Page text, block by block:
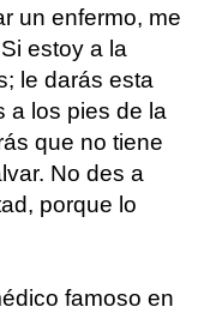
un enfermo, me
estoy a la
le darás esta
a los pies de la
que no tiene
No des a
porque lo
famoso en